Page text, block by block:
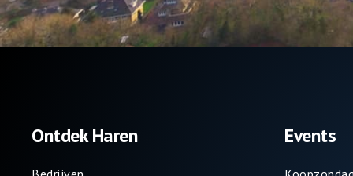
Ontdek Haren Events